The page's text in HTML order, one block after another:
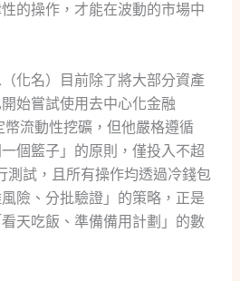
的操作，才能在波動的市場中
化名）目前除了將大部分資產
始嘗試使用去中心化金融
幣流動性挖礦，但他嚴格遵循
一個籃子」的原則，僅投入不超
測試，且所有操作均透過冷錢包
險、分批驗證」的策略，正是
天吃飯、準備備用計劃」的數